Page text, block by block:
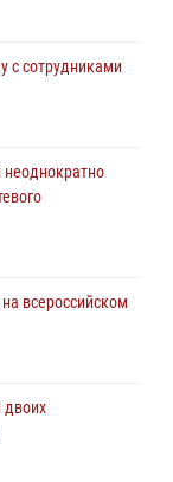
певицы Кристины
подозреваемого
безопасности
с сотрудниками
всероссийском
двоих